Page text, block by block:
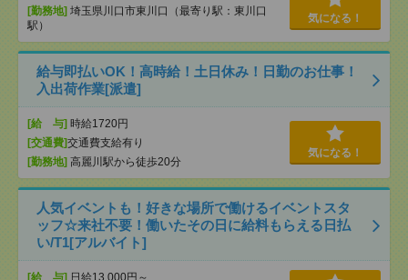
[勤務地] 埼玉県川口市東川口（最寄り駅：東川口
駅）
気になる！
給与即払いOK！高時給！土日休み！日勤のお仕事！
入出荷作業[派遣]
[給 与] 時給1720円
[交通費]交通費支給有り
[勤務地] 高麗川駅から徒歩20分
気になる！
人気イベントも！好きな場所で働けるイベントスタ
ッフ☆来社不要！働いたその日に給料もらえる日払
い/T1[アルバイト]
[給 与] 日給13,000円～